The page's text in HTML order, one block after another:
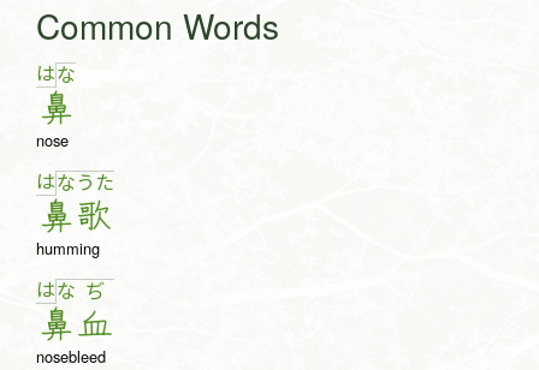
Common Words
はな
鼻
nose
はな
鼻
う た
歌
humming
はな
鼻
ぢ
血
nosebleed